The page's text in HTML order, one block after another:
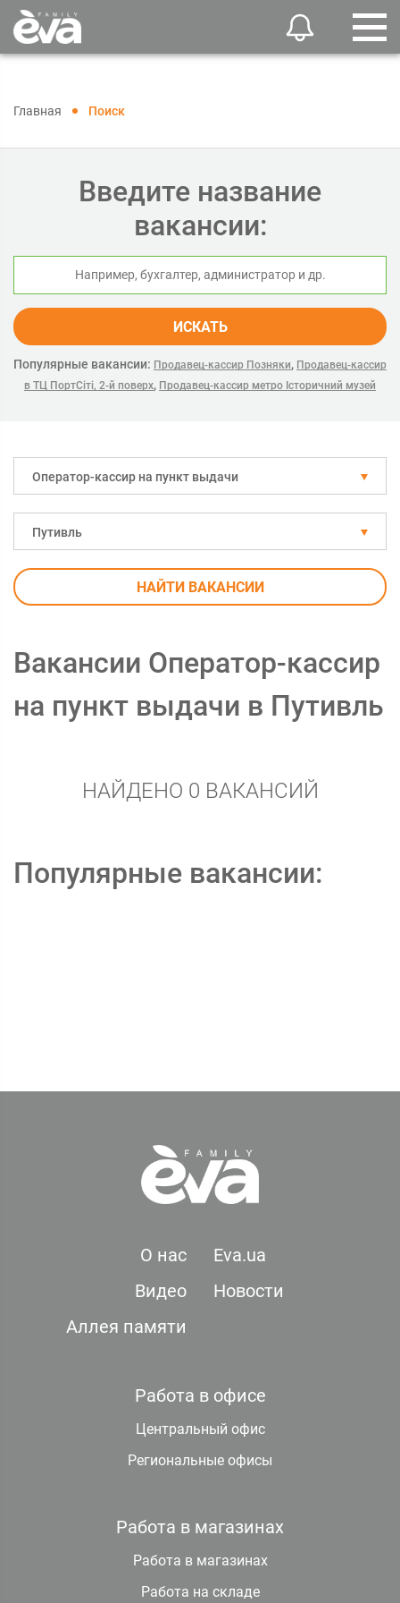
Главная Поиск
Введите название
вакансии:
ИСКАТЬ
Популярные вакансии: Продавец-кассир Позняки, Продавец-кассир
в ТЦ ПортСіті, 2-й поверх, Продавец-кассир метро Історичний музей
Оператор-кассир на пункт выдачи
Путивль
НАЙТИ ВАКАНСИИ
Вакансии Оператор-кассир
на пункт выдачи в Путивль
НАЙДЕНО 0 ВАКАНСИЙ
Популярные вакансии:
О нас
Eva.ua
Видео
Новости
Аллея памяти
Работа в офисе
Центральный офис
Региональные офисы
Работа в магазинах
Работа в магазинах
Работа на складе